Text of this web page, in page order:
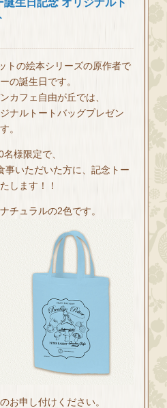
トの絵本シリーズの原作者で
の誕生日です。
カフェ自由が丘では、
ナルトートバッグプレゼン
。
様限定で、
事いただいた方に、記念トー
します！！
チュラルの2色です。
お申し付けください。